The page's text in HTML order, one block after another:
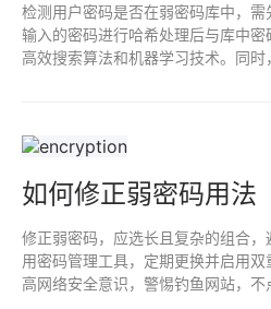
检测用户密码是否在弱密码库中，
输入的密码进行哈希处理后与库中
高效搜索算法和机器学习技术。同
如何修正弱密码用法
修正弱密码，应选长且复杂的组合
用密码管理工具，定期更换并启用
高网络安全意识，警惕钓鱼网站，